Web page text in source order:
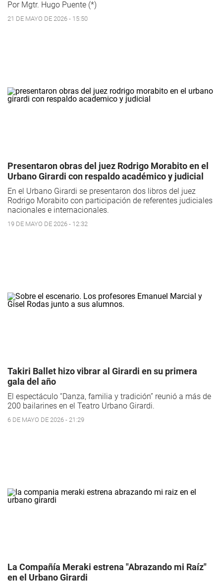
Por Mgtr. Hugo Puente (*)
21 DE MAYO DE 2026 - 15:50
Presentaron obras del juez Rodrigo Morabito en el
Urbano Girardi con respaldo académico y judicial
En el Urbano Girardi se presentaron dos libros del juez
Rodrigo Morabito con participación de referentes judiciales
nacionales e internacionales.
19 DE MAYO DE 2026 - 12:32
Takiri Ballet hizo vibrar al Girardi en su primera
gala del año
El espectáculo “Danza, familia y tradición” reunió a más de
200 bailarines en el Teatro Urbano Girardi.
6 DE MAYO DE 2026 - 21:29
La Compañía Meraki estrena "Abrazando mi Raíz"
en el Urbano Girardi